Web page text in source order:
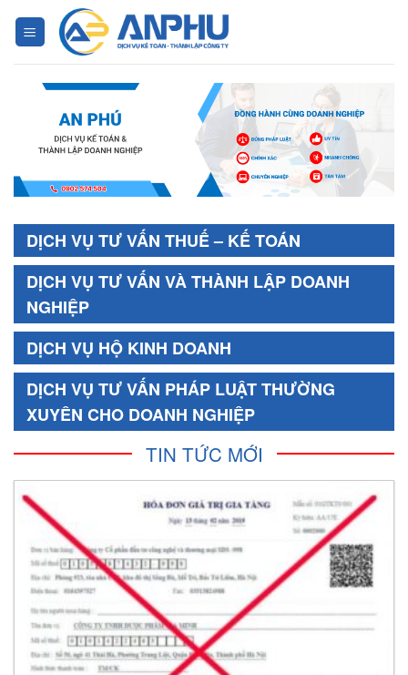
DỊCH VỤ TƯ VẤN THUẾ – KẾ TOÁN
DỊCH VỤ TƯ VẤN VÀ THÀNH LẬP DOANH
NGHIỆP
DỊCH VỤ HỘ KINH DOANH
DỊCH VỤ TƯ VẤN PHÁP LUẬT THƯỜNG
XUYÊN CHO DOANH NGHIỆP
TIN TỨC MỚI